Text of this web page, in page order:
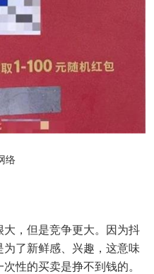
络
，但是竞争更大。因为抖
了新鲜感、兴趣，这意味
性的买卖是挣不到钱的。